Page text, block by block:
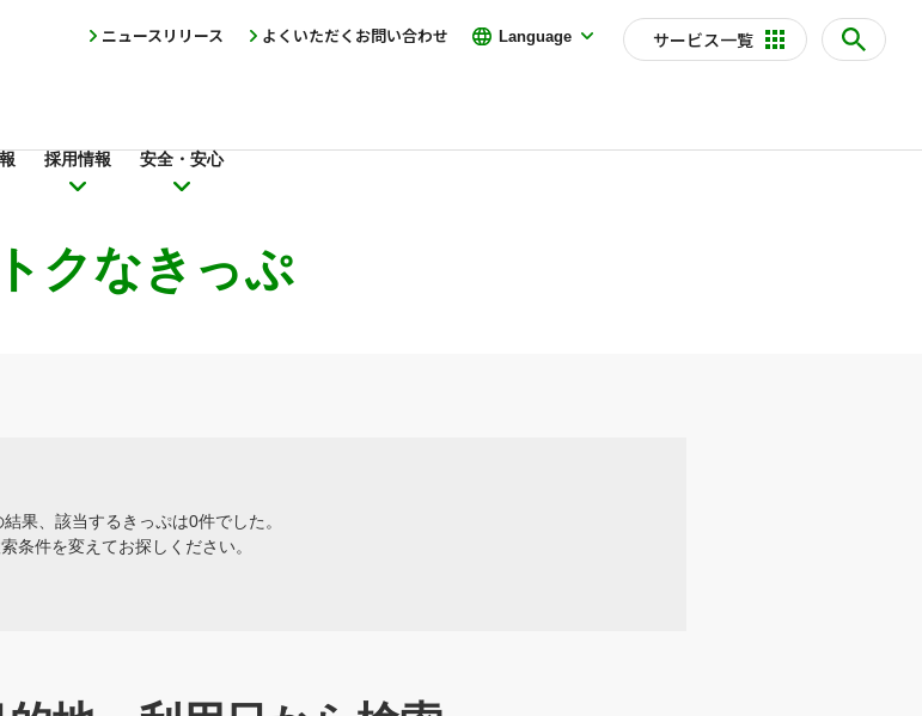
サービス一覧
採用情報 安全・安心
Language
よくいただくお問い合わせ
ニュースリリース
クなきっぷ
果、該当するきっぷは0件でした。
条件を変えてお探しください。